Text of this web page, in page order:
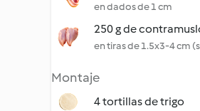
en dados de 1 cm
250 g de
en tiras de 1.5x3-4 cm
Montaje
4 tortillas de trigo